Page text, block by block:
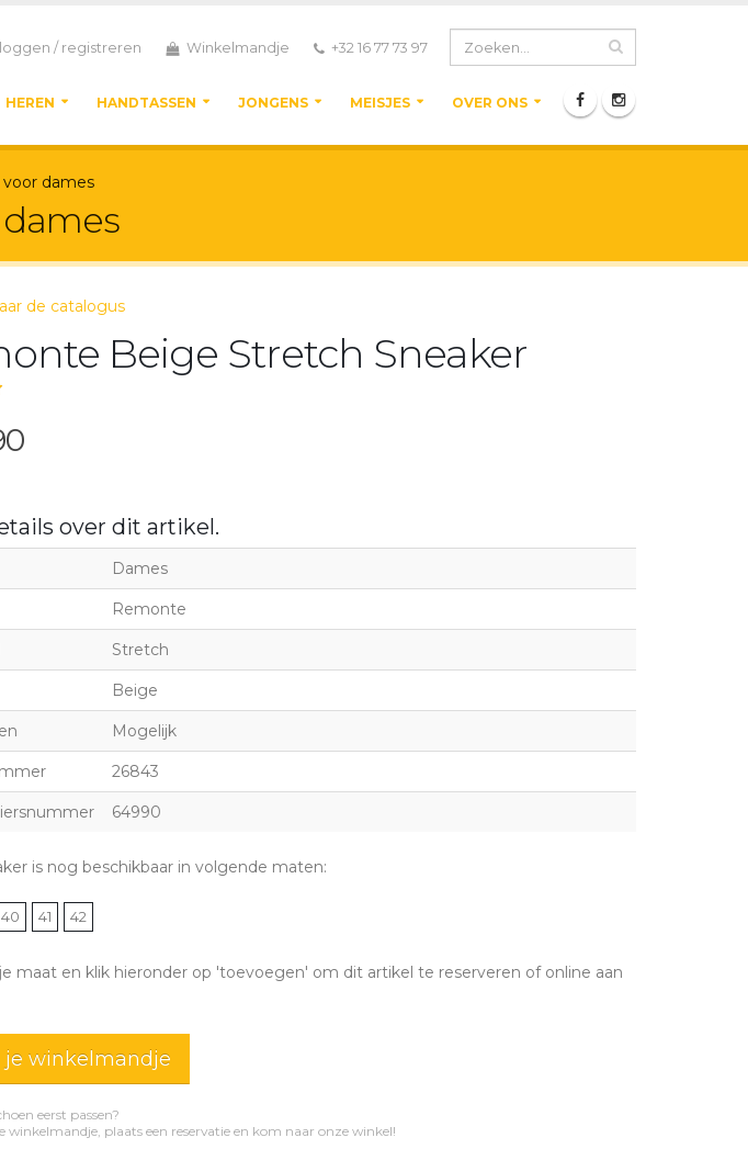
/ registreren Winkelmandje +32 16 77 73 97
HEREN HANDTASSEN JONGENS MEISJES OVER ONS
dames
de catalogus
Beige Stretch Sneaker
over dit artikel.
Dames
Remonte
Stretch
Beige
Mogelijk
26843
64990
is nog beschikbaar in volgende maten:
40 41 42
maat en klik hieronder op 'toevoegen' om dit artikel te reserveren of online aan
je winkelmandje
eerst passen?
winkelmandje, plaats een reservatie en kom naar onze winkel!